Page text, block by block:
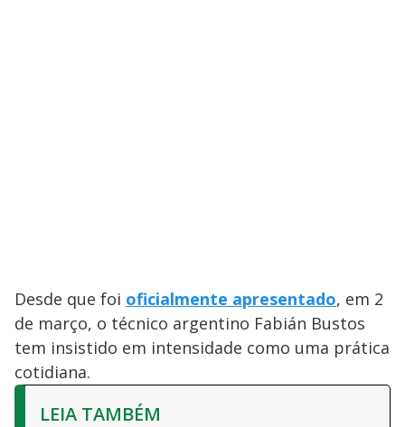
Desde que foi oficialmente apresentado, em 2
de março, o técnico argentino Fabián Bustos
tem insistido em intensidade como uma prática
cotidiana.
LEIA TAMBÉM